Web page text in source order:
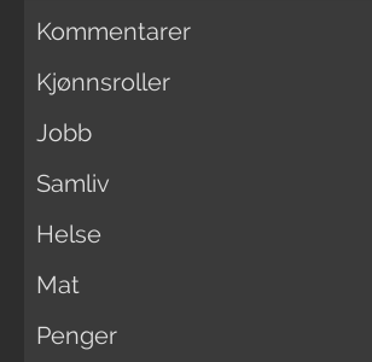
Kommentarer
Kjønnsroller
Jobb
Samliv
Helse
Mat
Penger